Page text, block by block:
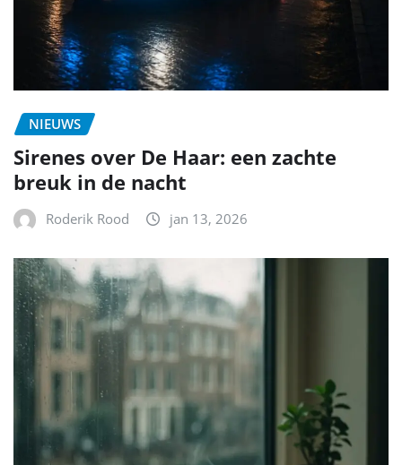
NIEUWS
Sirenes over De Haar: een zachte
breuk in de nacht
Roderik Rood jan 13, 2026